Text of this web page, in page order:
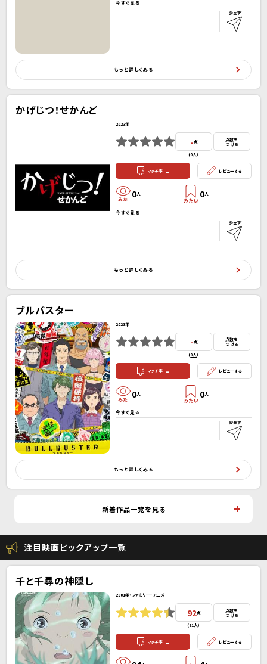
今すぐ見る
もっと詳しくみる
かげじつ！せかんど
2023年
- 点
(0人）
点数を
つける
マッチ率 - レビューする
0人 0人
今すぐ見る
もっと詳しくみる
ブルバスター
2023年
-点
(0人）
点数を
つける
マッチ率 - レビューする
0人 0人
今すぐ見る
もっと詳しくみる
新着作品一覧を見る
注目映画ピックアップ一覧
千と千尋の神隠し
2001年・ファミリー・アニメ
92点
(91人）
点数を
つける
マッチ率 - レビューする